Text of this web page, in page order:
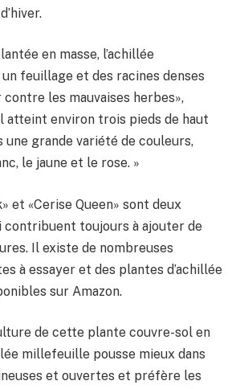
en masse, l’achillée
feuillage et des racines denses
les mauvaises herbes»,
atteint environ trois pieds de haut
une grande variété de couleurs,
le jaune et le rose. »
et «Cerise Queen» sont deux
contribuent toujours à ajouter de
Il existe de nombreuses
à essayer et des plantes d’achillée
sur Amazon.
de cette plante couvre-sol en
millefeuille pousse mieux dans
et ouvertes et préfère les